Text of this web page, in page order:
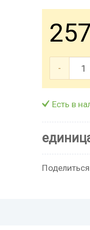
257
-
Есть в
Поделиться